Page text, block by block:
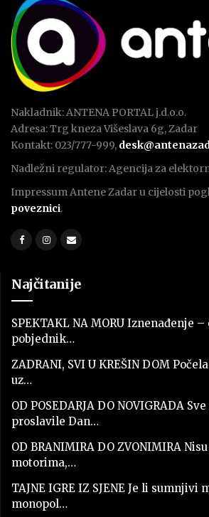
Nakladnik: ANTENA PORTAL j.d.o.o.
Adresa: Trg kneza Višeslava 6g, Zadar
Kontakt: 023/777-999,
Nadležni regulator: Agencija za
Impressum Antene Zadar u cijelosti
poveznici.
Najčitanije
SPEKTAKL NA MORU Iznenađenje
pobjednik…
ZADRANI, SVI U KREŠIN DOM
uz…
OD POSEDARJA DO NOVIGRADA
proslavile Dan…
OD BRANIMIRA DO ZVONIMIRA
motorima,…
TAJNE IGRE IZ SJENE Je li sumnjivi
monopol…